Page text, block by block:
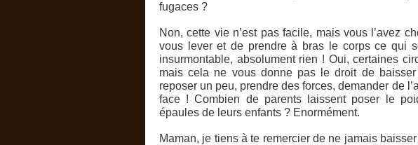
fugaces ?
Non, cette vie n’est pas facile, mais vous l’avez
vous lever et de prendre à bras le corps ce qui
insurmontable, absolument rien ! Oui, certaines
mais cela ne vous donne pas le droit de
reposer un peu, prendre des forces, demander de
face ! Combien de parents laissent poser le
épaules de leurs enfants ? Enormément.
Maman, je tiens à te remercier de ne jamais